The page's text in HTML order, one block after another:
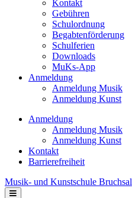
Kontakt
Gebühren
Schulordnung
Begabtenförderung
Schulferien
Downloads
MuKs-App
Anmeldung
Anmeldung Musik
Anmeldung Kunst
Anmeldung
Anmeldung Musik
Anmeldung Kunst
Kontakt
Barrierefreiheit
Musik- und Kunstschule Bruchsal
Navigation